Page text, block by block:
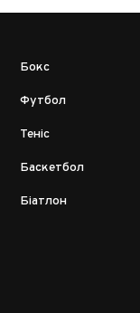
Бокс
Футбол
Теніс
Баскетбол
Біатлон